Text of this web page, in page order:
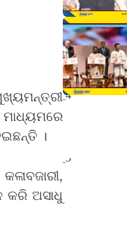
ମାଧ୍ୟମରେ
।
କରି ଅସାଧୁ
2
34
5